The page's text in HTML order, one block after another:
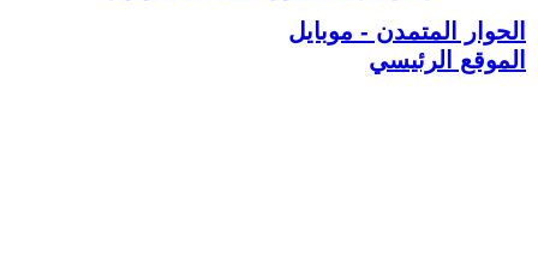
الحوار المتمدن - موبايل
الموقع الرئيسي